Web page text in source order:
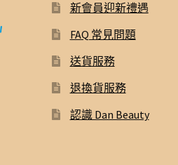
新會員迎新禮遇
FAQ 常見問題
送貨服務
退換貨服務
認識 Dan Beauty